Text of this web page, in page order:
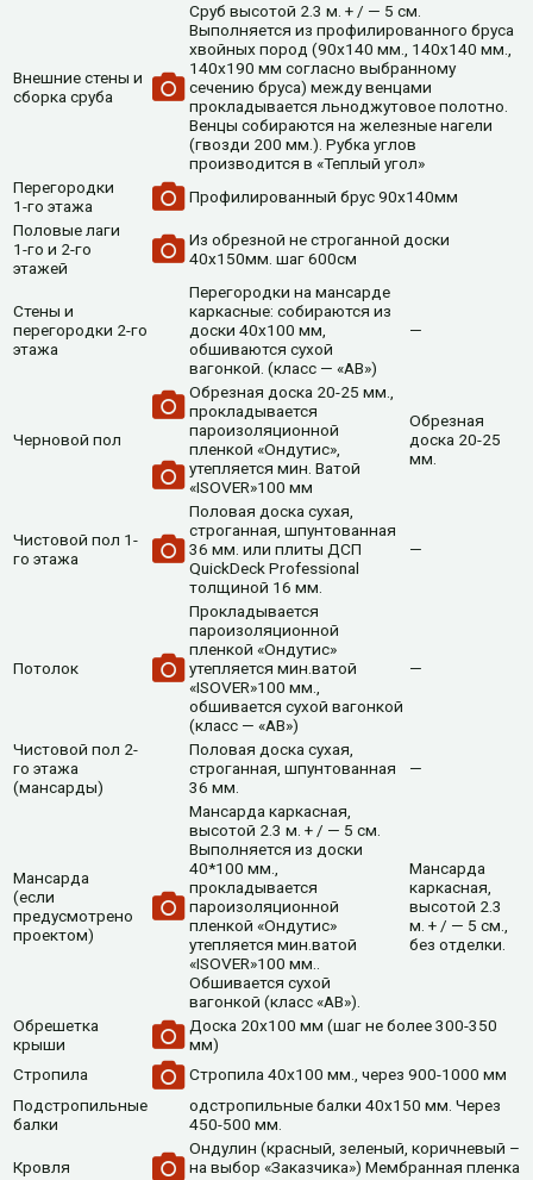
Внешние стены и
сборка сруба
Cруб высотой 2.3 м. + / — 5 см.
Выполняется из профилированного бруса
хвойных пород (90х140 мм., 140х140 мм.,
140х190 мм согласно выбранному
сечению бруса) между венцами
прокладывается льноджутовое полотно.
Венцы собираются на железные нагели
(гвозди 200 мм.). Рубка углов
производится в «Теплый угол»
Перегородки
1-го этажа
Профилированный брус 90х140мм
Половые лаги
1-го и 2-го
этажей
Из обрезной не строганной доски
40х150мм. шаг 600см
Стены и
перегородки 2-го
этажа
Перегородки на мансарде
каркасные: собираются из
доски 40х100 мм,
обшиваются сухой
вагонкой. (класс — «АВ»)
—
Черновой пол
Обрезная доска 20-25 мм.,
прокладывается
пароизоляционной
пленкой «Ондутис»,
утепляется мин. Ватой
«ISOVER»100 мм
Обрезная
доска 20-25
мм.
Чистовой пол 1-
го этажа
Половая доска сухая,
строганная, шпунтованная
36 мм. или плиты ДСП
QuickDeck Professional
толщиной 16 мм.
—
Потолок
Прокладывается
пароизоляционной
пленкой «Ондутис»
утепляется мин.ватой
«ISOVER»100 мм.,
обшивается сухой вагонкой
(класс — «АВ»)
—
Чистовой пол 2-
го этажа
(мансарды)
Половая доска сухая,
строганная, шпунтованная
36 мм.
—
Мансарда
(если
предусмотрено
проектом)
Мансарда каркасная,
высотой 2.3 м. + / — 5 см.
Выполняется из доски
40*100 мм.,
прокладывается
пароизоляционной
пленкой «Ондутис»
утепляется мин.ватой
«ISOVER»100 мм..
Обшивается сухой
вагонкой (класс «АВ»).
Мансарда
каркасная,
высотой 2.3
м. + / — 5 см.,
без отделки.
Обрешетка
крыши
Доска 20х100 мм (шаг не более 300-350
мм)
Стропила
Cтропила 40х100 мм., через 900-1000 мм
Подстропильные
балки
одстропильные балки 40х150 мм. Через
450-500 мм.
Кровля
Ондулин (красный, зеленый, коричневый –
на выбор «Заказчика») Мембранная пленка